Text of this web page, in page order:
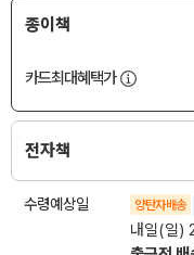
종이책
카드최대혜택가
전자책
수령예상일 양탄자배송
내일(일)